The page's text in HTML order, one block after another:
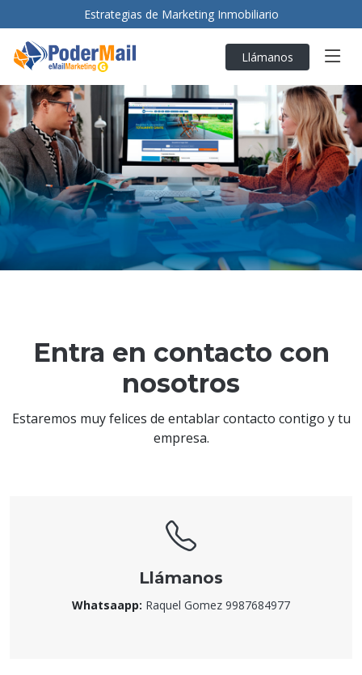
Estrategias de Marketing Inmobiliario
Llámanos
Entra en contacto con
nosotros
Estaremos muy felices de entablar contacto contigo y tu
empresa.
Llámanos
Whatsaapp: Raquel Gomez 9987684977